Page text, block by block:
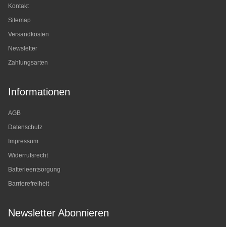
Kontakt
Sitemap
Versandkosten
Newsletter
Zahlungsarten
Informationen
AGB
Datenschutz
Impressum
Widerrufsrecht
Batterieentsorgung
Barrierefreiheit
Newsletter Abonnieren